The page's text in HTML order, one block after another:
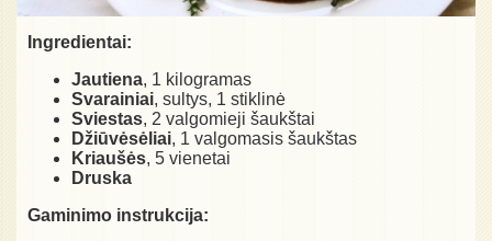
Ingredientai:
Jautiena, 1 kilogramas
Svarainiai, sultys, 1 stiklinė
Sviestas, 2 valgomieji šaukštai
Džiūvėsėliai, 1 valgomasis šaukštas
Kriaušės, 5 vienetai
Druska
Gaminimo instrukcija: